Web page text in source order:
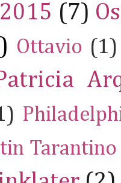
(7)
Ottavio (1)
Tarantino